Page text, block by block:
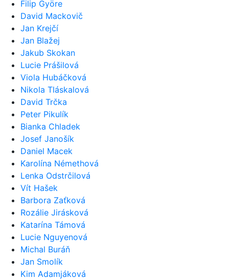
Filip Györe
David Mackovič
Jan Krejčí
Jan Blažej
Jakub Skokan
Lucie Prášilová
Viola Hubáčková
Nikola Tláskalová
David Trčka
Peter Pikulík
Bianka Chladek
Josef Janošík
Daniel Macek
Karolína Némethová
Lenka Odstrčilová
Vít Hašek
Barbora Zaťková
Rozálie Jirásková
Katarína Támová
Lucie Nguyenová
Michal Buráň
Jan Smolík
Kim Adamjáková